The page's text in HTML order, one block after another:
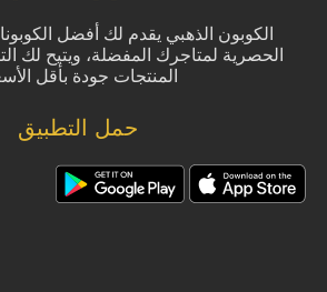
الكوبون الذهبي يقدم لك أفضل
الحصرية لمتاجرك المفضلة، ويتيح لك
المنتجات جودة بأقل
حمل التطبيق